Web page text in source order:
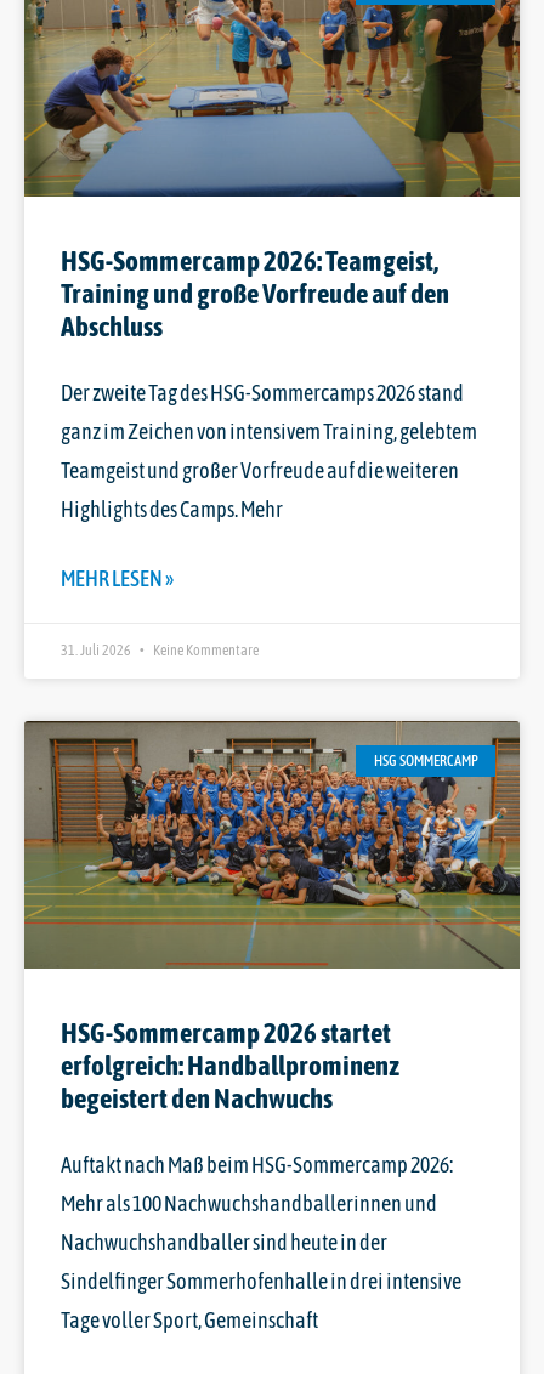
HSG-Sommercamp 2026: Teamgeist,
Training und große Vorfreude auf den
Abschluss
Der zweite Tag des HSG-Sommercamps 2026 stand
ganz im Zeichen von intensivem Training, gelebtem
Teamgeist und großer Vorfreude auf die weiteren
Highlights des Camps. Mehr
MEHR LESEN »
31. Juli 2026 Keine Kommentare
HSG SOMMERCAMP
HSG-Sommercamp 2026 startet
erfolgreich: Handballprominenz
begeistert den Nachwuchs
Auftakt nach Maß beim HSG-Sommercamp 2026:
Mehr als 100 Nachwuchshandballerinnen und
Nachwuchshandballer sind heute in der
Sindelfinger Sommerhofenhalle in drei intensive
Tage voller Sport, Gemeinschaft